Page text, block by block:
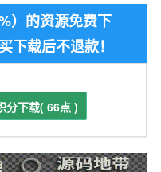
）的资源免费下
下载后不退款！
分下载( 66点 )